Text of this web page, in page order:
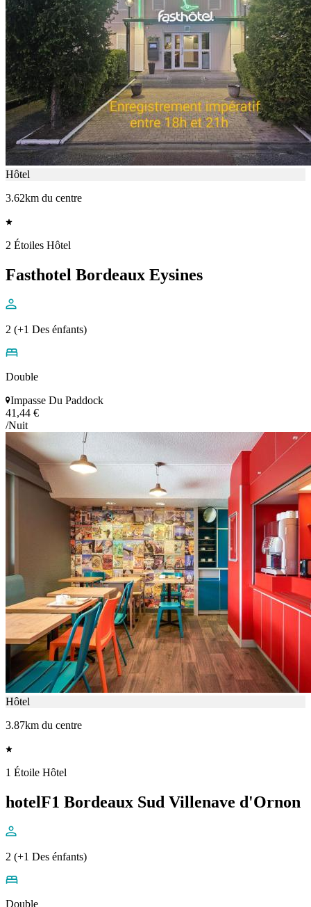
Hôtel
3.62km du centre
2 Étoiles Hôtel
Fasthotel Bordeaux Eysines
2 (+1 Des énfants)
Double
Impasse Du Paddock
41,44 €
/Nuit
Hôtel
3.87km du centre
1 Étoile Hôtel
hotelF1 Bordeaux Sud Villenave d'Ornon
2 (+1 Des énfants)
Double